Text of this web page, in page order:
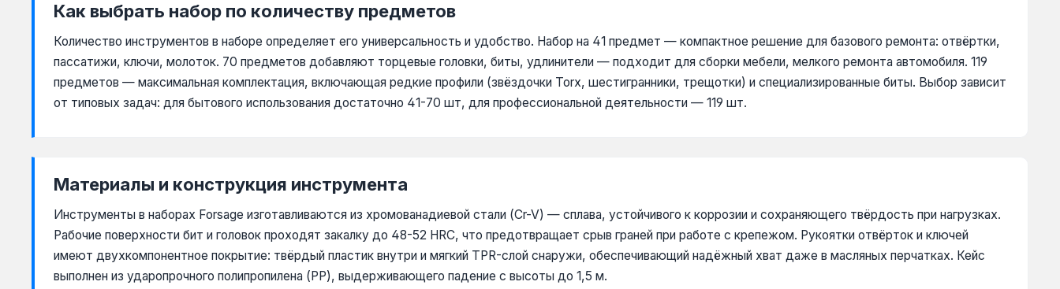
Как выбрать набор по количеству предметов
Количество инструментов в наборе определяет его универсальность и удобство. Набор на 41 предмет — компактное решение для базового ремонта: отвёртки,
пассатижи, ключи, молоток. 70 предметов добавляют торцевые головки, биты, удлинители — подходит для сборки мебели, мелкого ремонта автомобиля. 119
предметов — максимальная комплектация, включающая редкие профили (звёздочки Torx, шестигранники, трещотки) и специализированные биты. Выбор зависит
от типовых задач: для бытового использования достаточно 41-70 шт, для профессиональной деятельности — 119 шт.
Материалы и конструкция инструмента
Инструменты в наборах Forsage изготавливаются из хромованадиевой стали (Cr-V) — сплава, устойчивого к коррозии и сохраняющего твёрдость при нагрузках.
Рабочие поверхности бит и головок проходят закалку до 48-52 HRC, что предотвращает срыв граней при работе с крепежом. Рукоятки отвёрток и ключей
имеют двухкомпонентное покрытие: твёрдый пластик внутри и мягкий TPR-слой снаружи, обеспечивающий надёжный хват даже в масляных перчатках. Кейс
выполнен из ударопрочного полипропилена (PP), выдерживающего падение с высоты до 1,5 м.